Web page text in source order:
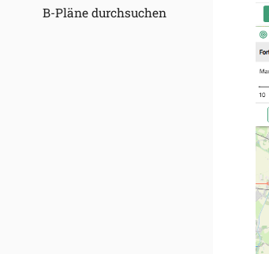
B-Pläne durchsuchen